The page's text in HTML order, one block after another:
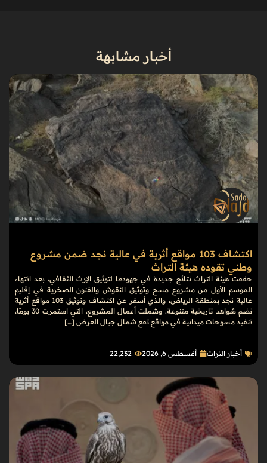
أخبار مشابهة
اكتشاف 103 مواقع أثرية في عالية نجد ضمن مشروع
وطني تقوده هيئة التراث
حققت هيئة التراث نتائج جديدة في جهودها لتوثيق الإرث الثقافي، بعد انتهاء
الموسم الأول من مشروع مسح وتوثيق النقوش والفنون الصخرية في إقليم
عالية نجد بمنطقة الرياض، والذي أسفر عن اكتشاف وتوثيق 103 مواقع أثرية
تضم شواهد تاريخية متنوعة. وشملت أعمال المشروع، التي استمرت 30 يومًا،
تنفيذ مسوحات ميدانية في مواقع تقع شمال جبال العرض […]
أخبار التراث أغسطس 6, 2026 22٬232